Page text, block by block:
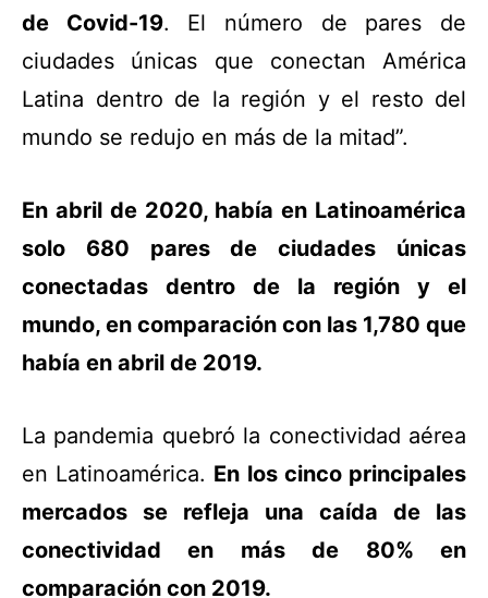
de Covid-19. El número de pares de
ciudades únicas que conectan América
Latina dentro de la región y el resto del
mundo se redujo en más de la mitad”.
En abril de 2020, había en Latinoamérica
solo 680 pares de ciudades únicas
conectadas dentro de la región y el
mundo, en comparación con las 1,780 que
había en abril de 2019.
La pandemia quebró la conectividad aérea
en Latinoamérica. En los cinco principales
mercados se refleja una caída de las
conectividad en más de 80% en
comparación con 2019.